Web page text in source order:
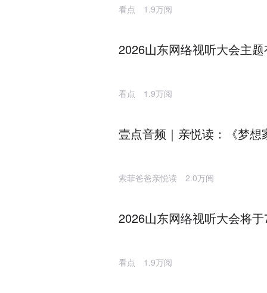
看点 1.9万阅
2026山东网络视听大会主
看点 1.9万阅
壹点音频｜亲悦读：《梦想
索菲爸爸亲悦读 2.0万阅
2026山东网络视听大会将
看点 1.9万阅